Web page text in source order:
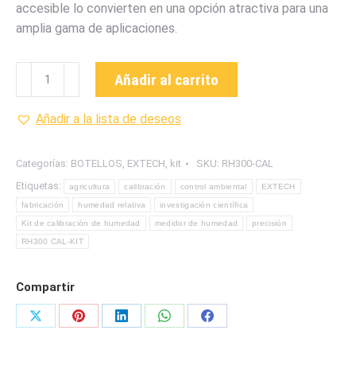
accesible lo convierten en una opción atractiva para una
amplia gama de aplicaciones.
RH300
KIT
DE
HUMEDAD
MARCA
EXTECH
Añadir al carrito
Añadir a la lista de deseos
Categorías: BOTELLOS, EXTECH, kit SKU: RH300-CAL
Etiquetas:
agricultura calibración control ambiental EXTECH
fabricación humedad relativa investigación científica
Kit de calibración de humedad medidor de humedad precisión
RH300 CAL-KIT
Compartir
Share
Share
Share
Share
Share